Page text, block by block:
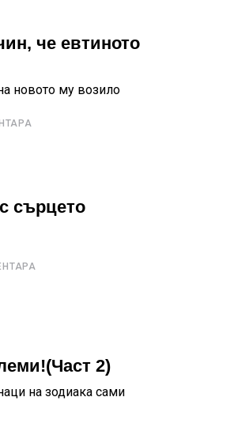
че евтиното
новото му возило
сърцето
2)
на зодиака сами